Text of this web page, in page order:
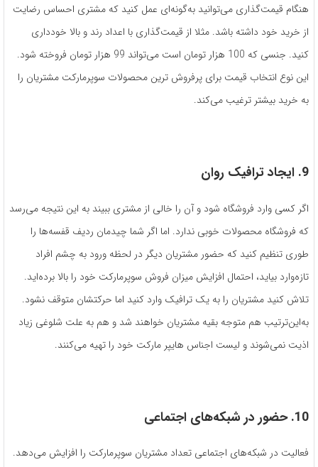
هنگام قیمت‌گذاری می‌توانید به‌گونه‌ای عمل کنید که مشتری احساس رضایت
از خرید خود داشته باشد. مثلا از قیمت‌گذاری با اعداد رند و بالا خودداری
کنید. جنسی که 100 هزار تومان است می‌تواند 99 هزار تومان فروخته شود.
این نوع انتخاب قیمت برای پرفروش ترین محصولات سوپرمارکت مشتریان را
به خرید بیشتر ترغیب می‌کند.
9. ایجاد ترافیک روان
اگر کسی وارد فروشگاه شود و آن را خالی از مشتری ببیند به این نتیجه می‌رسد
که فروشگاه محصولات خوبی ندارد. اما اگر شما چیدمان ردیف قفسه‌ها را
طوری تنظیم کنید که حضور مشتریان دیگر در لحظه ورود به چشم افراد
تازه‌وارد بیاید، احتمال افزایش میزان فروش سوپرمارکت خود را بالا برده‌اید.
تلاش کنید مشتریان را به یک ترافیک وارد کنید اما حرکتشان متوقف نشود.
به‌این‌ترتیب هم متوجه بقیه مشتریان خواهند شد و هم به علت شلوغی زیاد
اذیت نمی‌شوند و لیست اجناس هایپر مارکت خود را تهیه می‌کنند.
10. حضور در شبکه های اجتماعی
فعالیت در شبکه‌های اجتماعی تعداد مشتریان سوپرمارکت را افزایش می‌دهد.